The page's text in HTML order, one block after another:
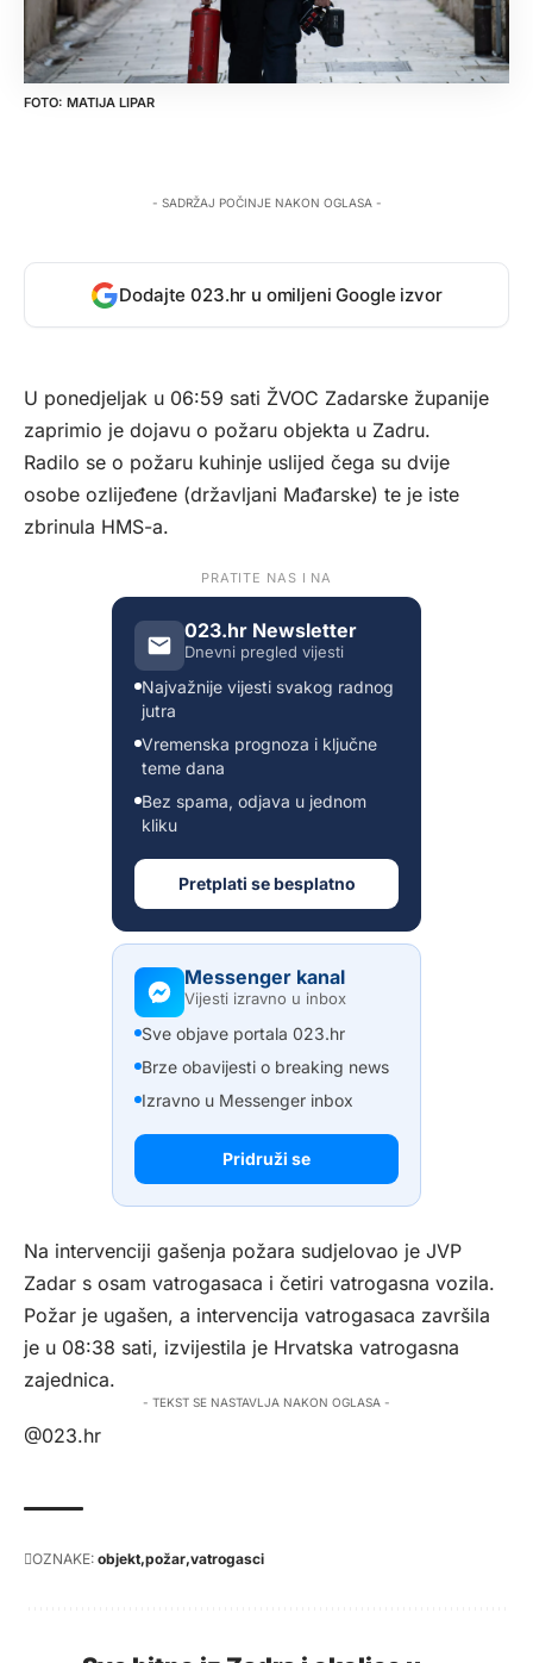
MATIJA LIPAR
- SADRŽAJ POČINJE NAKON OGLASA -
Dodajte 023.hr u omiljeni Google izvor
U ponedjeljak u 06:59 sati ŽVOC Zadarske županije
zaprimio je dojavu o požaru objekta u Zadru.
Radilo se o požaru kuhinje uslijed čega su dvije
osobe ozlijeđene (državljani Mađarske) te je iste
zbrinula HMS-a.
PRATITE NAS I NA
023.hr Newsletter
Dnevni pregled vijesti
Najvažnije vijesti svakog radnog
jutra
Vremenska prognoza i ključne
teme dana
Bez spama, odjava u jednom
kliku
Pretplati se besplatno
Messenger kanal
Vijesti izravno u inbox
Sve objave portala 023.hr
Brze obavijesti o breaking news
Izravno u Messenger inbox
Pridruži se
Na intervenciji gašenja požara sudjelovao je JVP
Zadar s osam vatrogasaca i četiri vatrogasna vozila.
Požar je ugašen, a intervencija vatrogasaca završila
je u 08:38 sati, izvijestila je Hrvatska vatrogasna
zajednica.
- TEKST SE NASTAVLJA NAKON OGLASA -
@023.hr
OZNAKE: objekt požar vatrogasci